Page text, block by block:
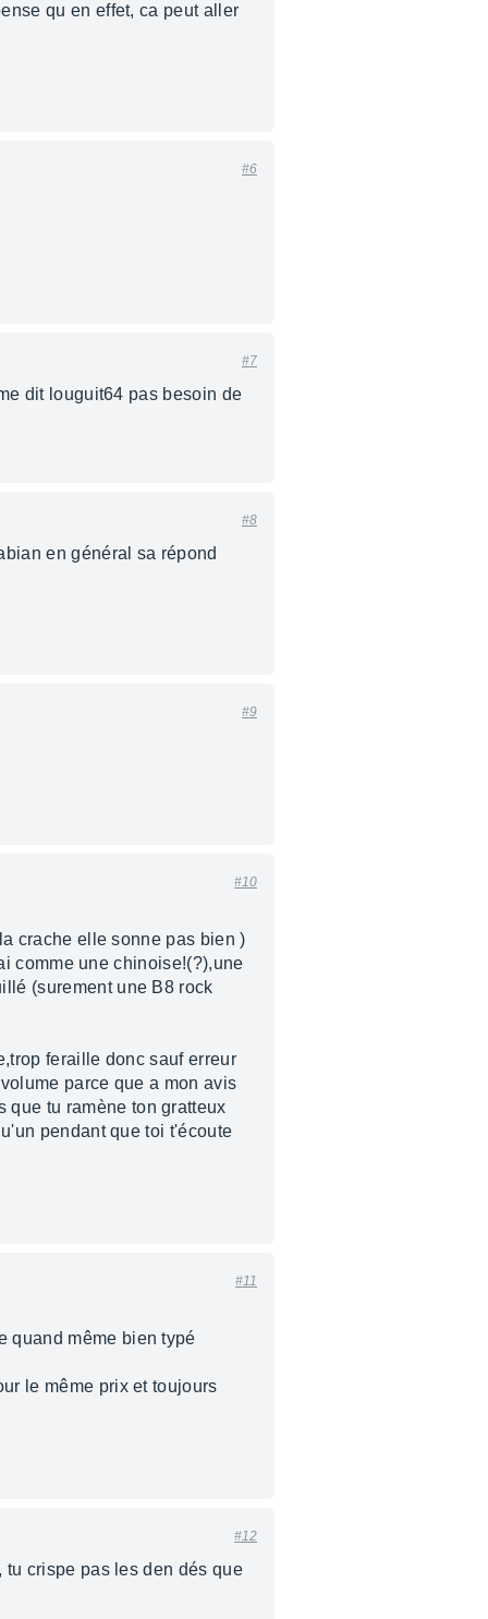
qu en effet, ca peut aller
#6
#7
dit louguit64 pas besoin de
#8
en général sa répond
#9
#10
crache elle sonne pas bien )
comme une chinoise!(?),une
(surement une B8 rock
feraille donc sauf erreur
parce que a mon avis
que tu ramène ton gratteux
pendant que toi t'écoute
#11
quand même bien typé
le même prix et toujours
#12
crispe pas les den dés que